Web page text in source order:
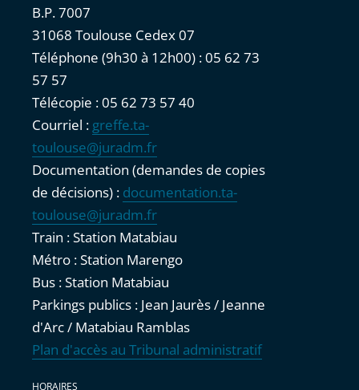
B.P. 7007
31068 Toulouse Cedex 07
Téléphone (9h30 à 12h00) : 05 62 73
57 57
Télécopie : 05 62 73 57 40
Courriel : greffe.ta-
toulouse@juradm.fr
Documentation (demandes de copies
de décisions) : documentation.ta-
toulouse@juradm.fr
Train : Station Matabiau
Métro : Station Marengo
Bus : Station Matabiau
Parkings publics : Jean Jaurès / Jeanne
d'Arc / Matabiau Ramblas
Plan d'accès au Tribunal administratif
HORAIRES